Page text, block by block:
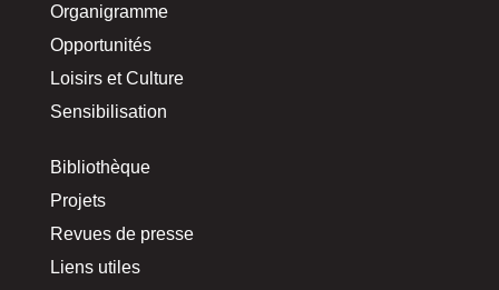
Organigramme
Opportunités
Loisirs et Culture
Sensibilisation
Bibliothèque
Projets
Revues de presse
Liens utiles